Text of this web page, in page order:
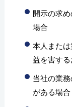
開示の求
場合
本人また
益を害す
当社の業
がある場合